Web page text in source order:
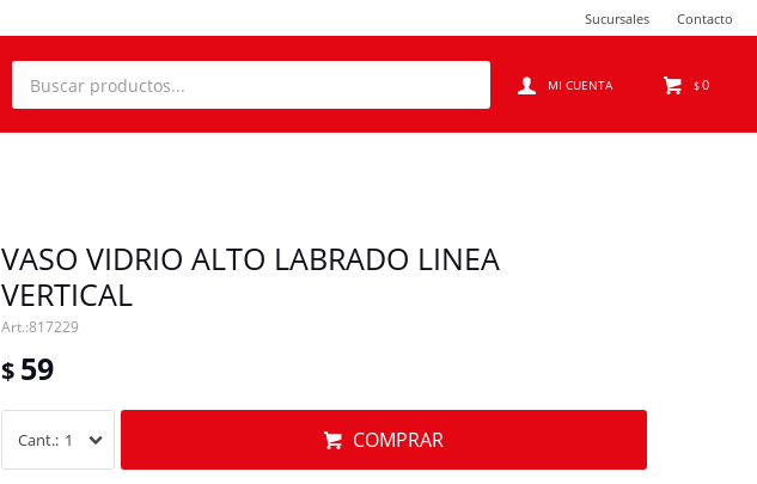
$0
Sucursales Contacto
VASO VIDRIO ALTO LABRADO LINEA
VERTICAL
817229
$ 59
1 COMPRAR